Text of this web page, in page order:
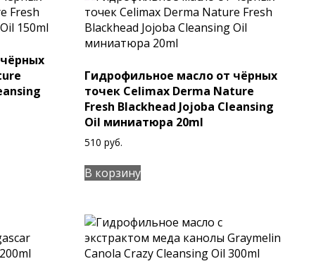
Гидрофильное масло от чёрных
точек Celimax Derma Nature
Fresh Blackhead Jojoba Cleansing
Oil миниатюра 20ml
510 руб.
В корзину